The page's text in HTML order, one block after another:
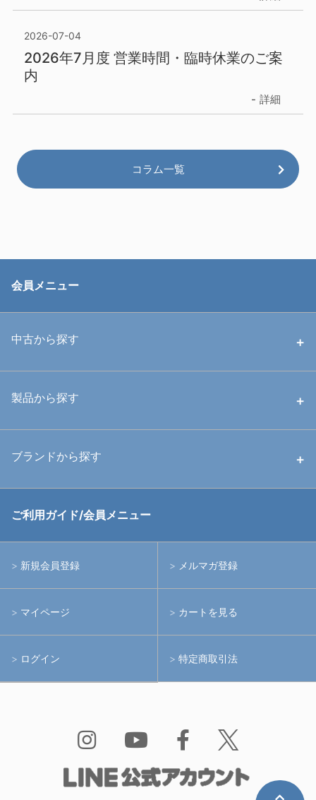
2026-07-04
2026年7月度 営業時間・臨時休業のご案
内
詳細
コラム一覧
会員メニュー
中古から探す
中古ハウジング
中古アームシステム
製品から探す
ハウジング
ライト
アームシステム
アクションカメラ(GoPro等)
水中用品
ブランドから探す
RGBlue
イノン
ご利用ガイド/会員メニュー
新規会員登録 メルマガ登録
マイページ カートを見る
ログイン 特定商取引法